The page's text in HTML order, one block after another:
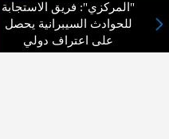
لا يوجد مقالات
"المركزي": فريق الاستجابة
للحوادث السيبرانية يحصل
على اعتراف دولي